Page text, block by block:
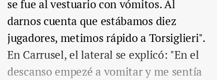
se fue al vestuario con vómitos. Al
darnos cuenta que estábamos diez
jugadores, metimos rápido a Torsiglieri".
En Carrusel, el lateral se explicó: "En el
descanso empezé a vomitar y me sentía